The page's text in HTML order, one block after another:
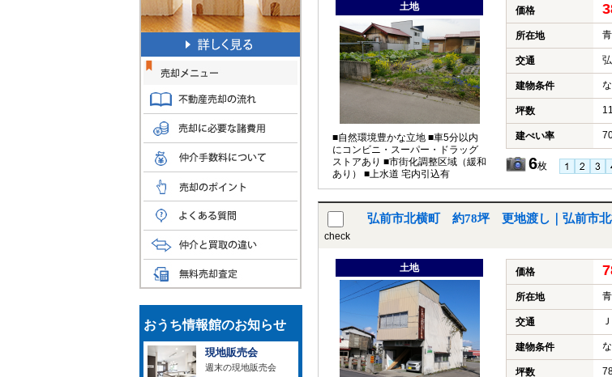
土地
■自然環境豊かな立地 ■車5分以内
にコンビニ・スーパー・ドラッグ
ストアあり ■市街化調整区域（緩和
あり） ■上水道 宅内引込有
価格
所在地
交通
建物条件
坪数
建ぺい率
6枚
check
弘前市北横町 約78坪 更地渡し｜弘前市北
土地 価格
所在地
交通
建物条件
坪数
おうち情報館のお知らせ
現地販売会
週末の現地販売会